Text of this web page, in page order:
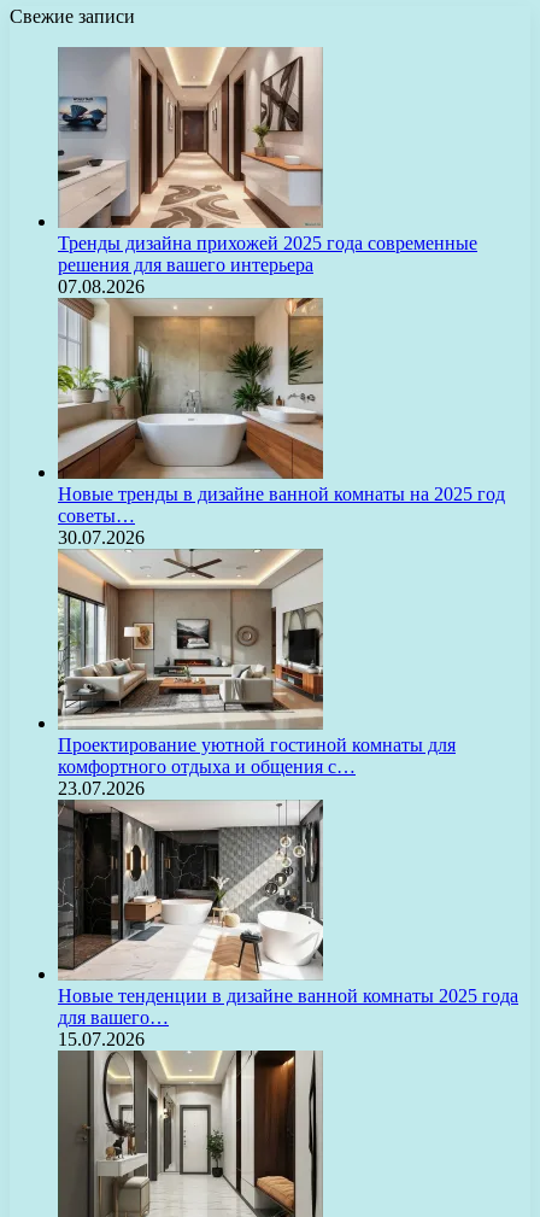
Свежие записи
Тренды дизайна прихожей 2025 года современные
решения для вашего интерьера
07.08.2026
Новые тренды в дизайне ванной комнаты на 2025 год
советы…
30.07.2026
Проектирование уютной гостиной комнаты для
комфортного отдыха и общения с…
23.07.2026
Новые тенденции в дизайне ванной комнаты 2025 года
для вашего…
15.07.2026